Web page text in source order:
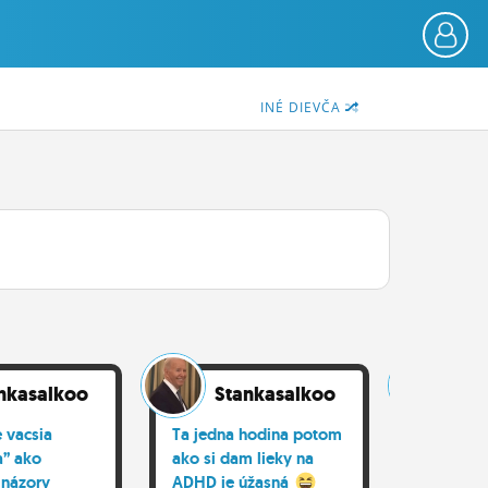
INÉ DIEVČA
vacsia
ako
Stankasalkoo
Ta jedna hodina potom
ako si dam lieky na
ADHD je úžasná